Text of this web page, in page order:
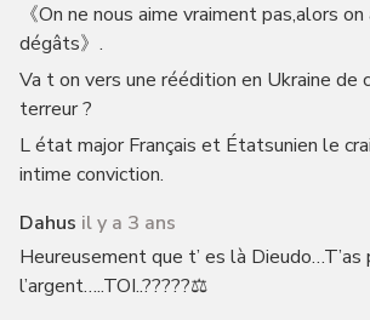
《On ne nous aime vraiment pas,alors
dégâts》.
Va t on vers une réédition en Ukraine
terreur ?
L état major Français et Étatsunien le
intime conviction.
Dahus il y a 3 ans
Heureusement que t’ es là
l’argent…..TOI..?????⚖️